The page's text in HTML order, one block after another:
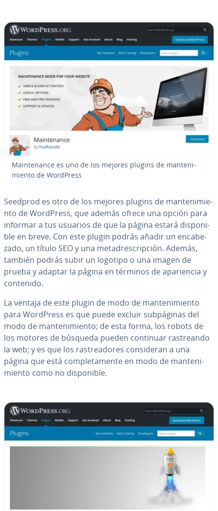
Mai­n­te­na­n­ce es uno de los mejores plugins de ma­n­te­ni­
mie­n­to de WordPress
Seedprod es otro de los mejores plugins de ma­n­te­ni­mie­
n­to de WordPress, que además ofrece una opción para
informar a tus usuarios de que la página estará di­s­po­ni­
ble en breve. Con este plugin podrás añadir un en­ca­be­
za­do, un título SEO y una me­ta­dre­s­cri­p­ción. Además,
también podrás subir un logotipo o una imagen de
prueba y adaptar la página en términos de apa­rie­n­cia y
contenido.
La ventaja de este plugin de modo de ma­n­te­ni­mie­n­to
para WordPress es que puede excluir su­b­pá­gi­nas del
modo de ma­n­te­ni­mie­n­to; de esta forma, los robots de
los motores de búsqueda pueden continuar ra­s­trea­n­do
la web; y es que los ra­s­trea­do­res co­n­si­de­ran a una
página que está co­m­ple­ta­me­n­te en modo de ma­n­te­ni­
mie­n­to como no di­s­po­ni­ble.